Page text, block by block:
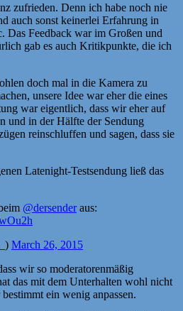
zufrieden. Denn ich habe noch nie
auch sonst keinerlei Erfahrung in
Das Feedback war im Großen und
gab es auch Kritikpunkte, die ich
doch mal in die Kamera zu
unsere Idee war eher die eines
war eigentlich, dass wir eher auf
und in der Hälfte der Sendung
reinschluffen und sagen, dass sie
Latenight-Testsendung ließ das
@dersenderaus:
March 26, 2015
wir so moderatorenmäßig
das mit dem Unterhalten wohl nicht
ein wenig anpassen.